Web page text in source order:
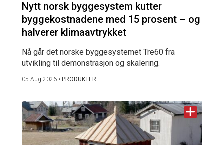
Nytt norsk byggesystem kutter
byggekostnadene med 15 prosent – og
halverer klimaavtrykket
Nå går det norske byggesystemet Tre60 fra
utvikling til demonstrasjon og skalering.
05 Aug 2026 • PRODUKTER